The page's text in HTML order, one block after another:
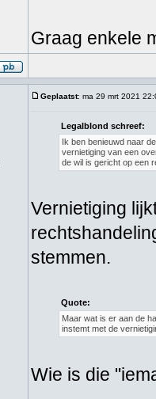
Graag enkele
Geplaatst: ma 29 mrt 2021
Legalblond schreef:
Ik ben benieuwd naar
vernietiging van een
de wil is gericht op een
Vernietiging
stemmen.
Quote:
Maar wat is er aan de
instemt met de
Wie is die